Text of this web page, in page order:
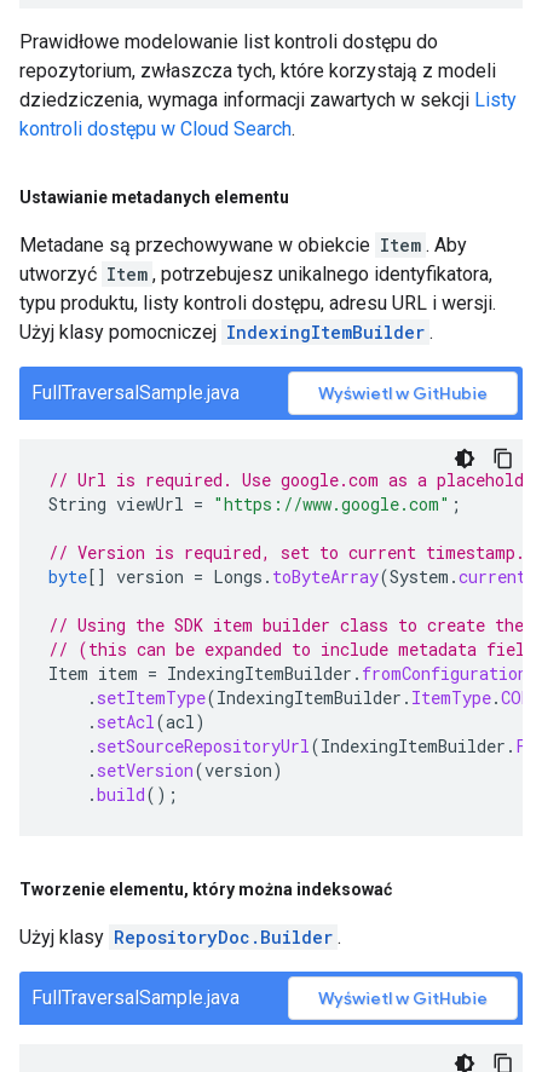
Prawidłowe modelowanie list kontroli dostępu do
repozytorium, zwłaszcza tych, które korzystają z modeli
dziedziczenia, wymaga informacji zawartych w sekcji Listy
kontroli dostępu w Cloud Search.
Ustawianie metadanych elementu
Metadane są przechowywane w obiekcie Item . Aby
utworzyć Item , potrzebujesz unikalnego identyfikatora,
typu produktu, listy kontroli dostępu, adresu URL i wersji.
Użyj klasy pomocniczej IndexingItemBuilder .
FullTraversalSample.java Wyświetl w GitHubie
// Url is required. Use google.com as a
String viewUrl = "https://www.google.com" ;
// Version is required, set to current timestamp.
byte[] version = Longs . toByteArray(System .
// Using the SDK item builder class to create the
// (this can be expanded to include metadata
Item item = IndexingItemBuilder . fromConfiguration
. setItemType(IndexingItemBuilder . ItemType.
. setAcl(acl)
. setSourceRepositoryUrl(IndexingItemBuilder .
. setVersion(version)
.build();
Tworzenie elementu, który można indeksować
Użyj klasy RepositoryDoc.Builder .
FullTraversalSample.java Wyświetl w GitHubie